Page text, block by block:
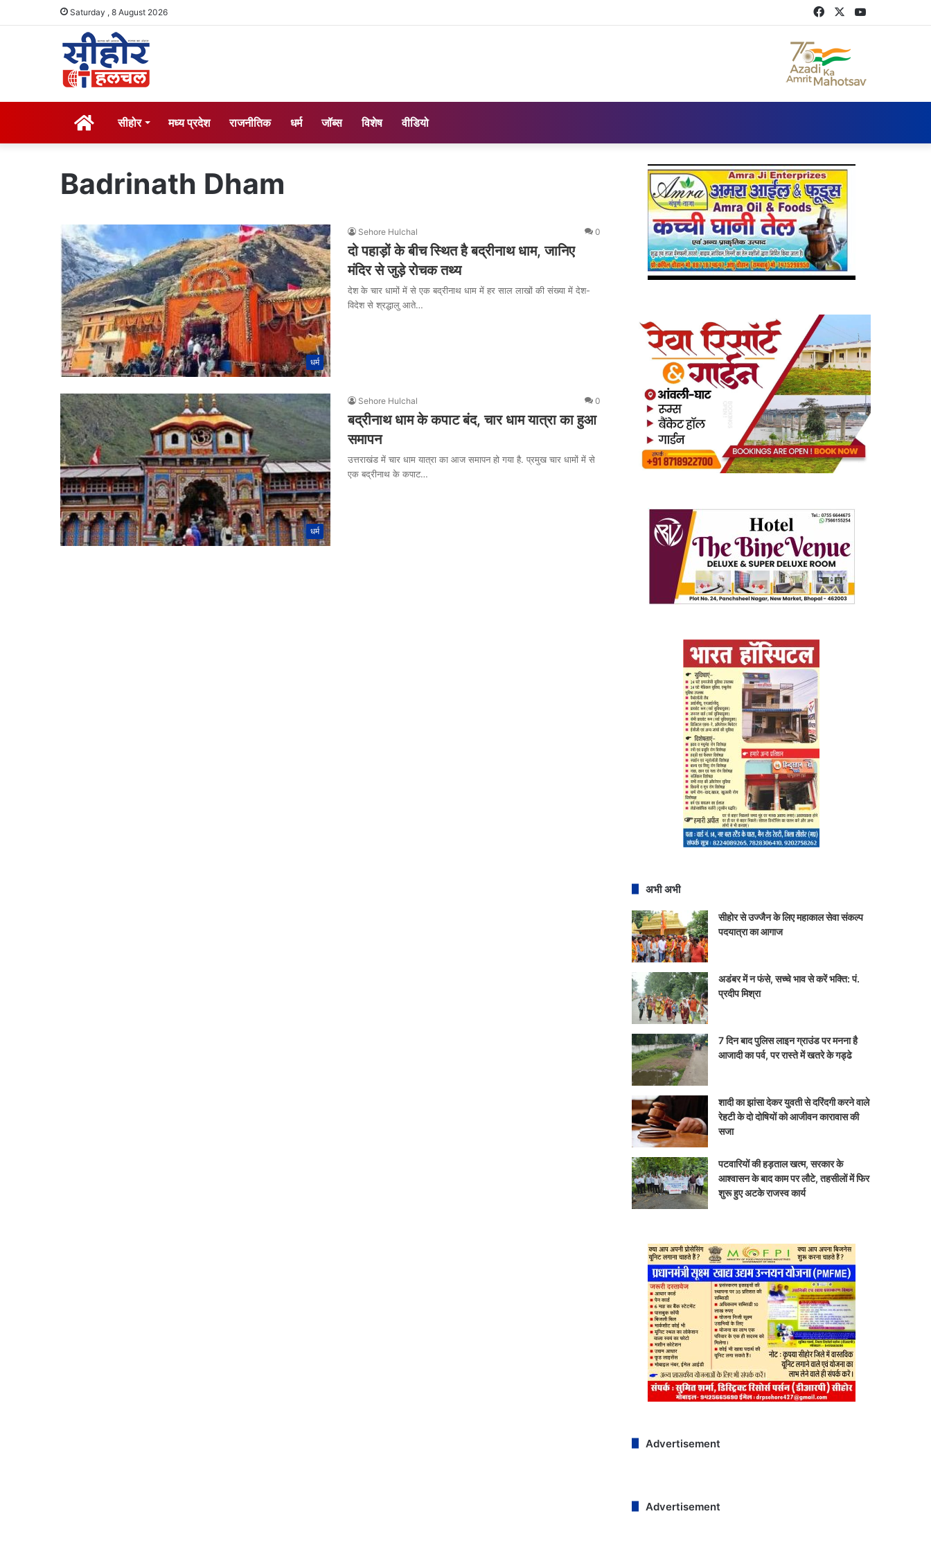
Saturday , 8 August 2026 Twitter
Facebook
सीहोर मध्य प्रदेश राजनीतिक धर्म जॉब्स विशेष वीडियो
Badrinath Dham
धर्म
Sehore Hulchal 0
दो पहाड़ों के बीच स्थित है बद्रीनाथ धाम, जानिए
मंदिर से जुड़े रोचक तथ्य
देश के चार धामों में से एक बद्रीनाथ धाम में हर साल लाखों की संख्या में देश-
विदेश से श्रद्धालु आते…
धर्म
Sehore Hulchal 0
बद्रीनाथ धाम के कपाट बंद, चार धाम यात्रा का हुआ
समापन
उत्तराखंड में चार धाम यात्रा का आज समापन हो गया है. प्रमुख चार धामों में से
एक बद्रीनाथ के कपाट…
अभी अभी
सीहोर से उज्जैन के लिए महाकाल सेवा संकल्प
पदयात्रा का आगाज
अडंबर में न फंसे, सच्चे भाव से करें भक्ति: पं.
प्रदीप मिश्रा
7 दिन बाद पुलिस लाइन ग्राउंड पर मनना है
आजादी का पर्व, पर रास्ते में खतरे के गड्ढे
शादी का झांसा देकर युवती से दरिंदगी करने वाले
रेहटी के दो दोषियों को आजीवन कारावास की
सजा
पटवारियों की हड़ताल खत्म, सरकार के
आश्वासन के बाद काम पर लौटे, तहसीलों में फिर
शुरू हुए अटके राजस्व कार्य
Advertisement
Advertisement